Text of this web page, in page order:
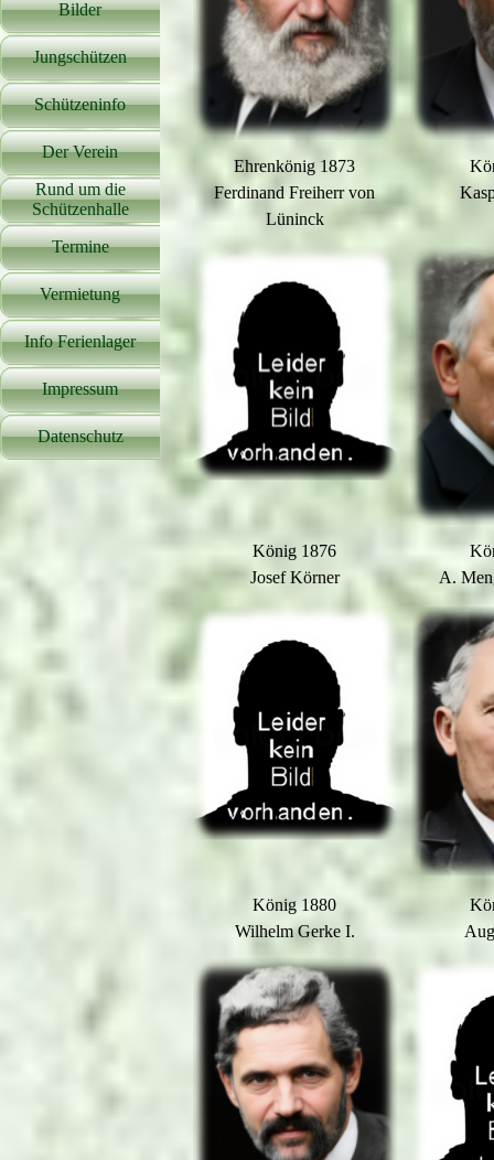
Bilder ▼
Jungschützen ▼
Schützeninfo ▼
Der Verein
▼
Rund um die
Schützenhalle
▼
Termine
Vermietung
Info Ferienlager
Impressum
Datenschutz
Ehrenkönig 1873
Ferdinand Freiherr von
Lüninck
König 1876
Josef Körner
A.
König 1880
Wilhelm Gerke I.